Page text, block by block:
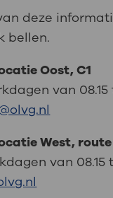
deze
bellen.
Oost, C1
van 08.15
West, route
van 08.15